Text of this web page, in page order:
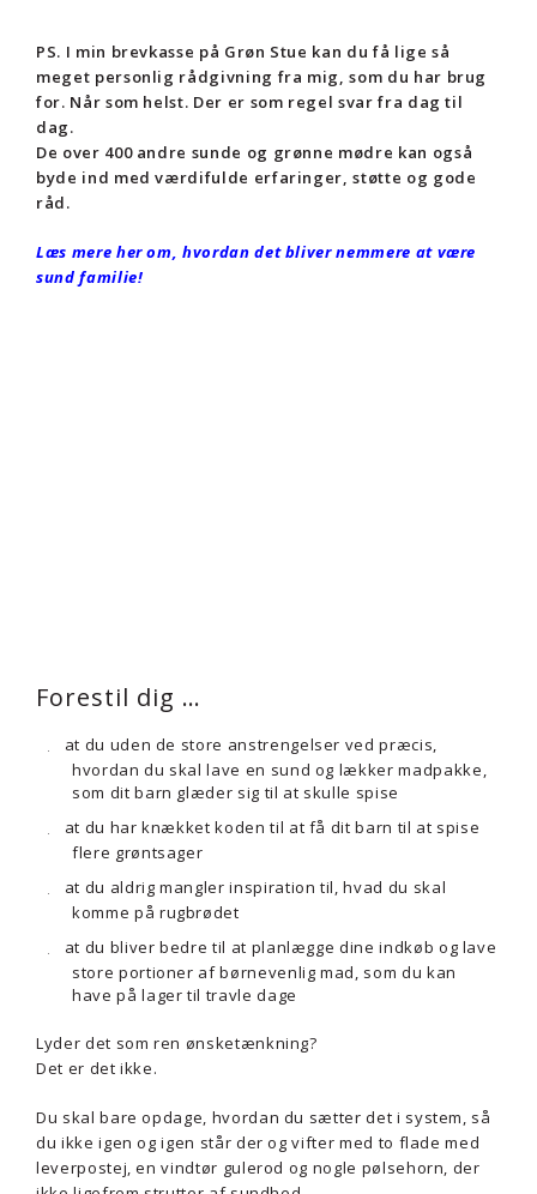
PS. I min brevkasse på Grøn Stue kan du få lige så
meget personlig rådgivning fra mig, som du har brug
for. Når som helst. Der er som regel svar fra dag til
dag.
De over 400 andre sunde og grønne mødre kan også
byde ind med værdifulde erfaringer, støtte og gode
råd.
Læs mere her om, hvordan det bliver nemmere at være
sund familie!
Forestil dig …
at du uden de store anstrengelser ved præcis,
hvordan du skal lave en sund og lækker madpakke,
som dit barn glæder sig til at skulle spise
at du har knækket koden til at få dit barn til at spise
flere grøntsager
at du aldrig mangler inspiration til, hvad du skal
komme på rugbrødet
at du bliver bedre til at planlægge dine indkøb og lave
store portioner af børnevenlig mad, som du kan
have på lager til travle dage
Lyder det som ren ønsketænkning?
Det er det ikke.
Du skal bare opdage, hvordan du sætter det i system, så
du ikke igen og igen står der og vifter med to flade med
leverpostej, en vindtør gulerod og nogle pølsehorn, der